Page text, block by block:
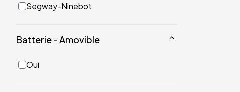
Segway-Ninebot
Batterie - Amovible
Oui